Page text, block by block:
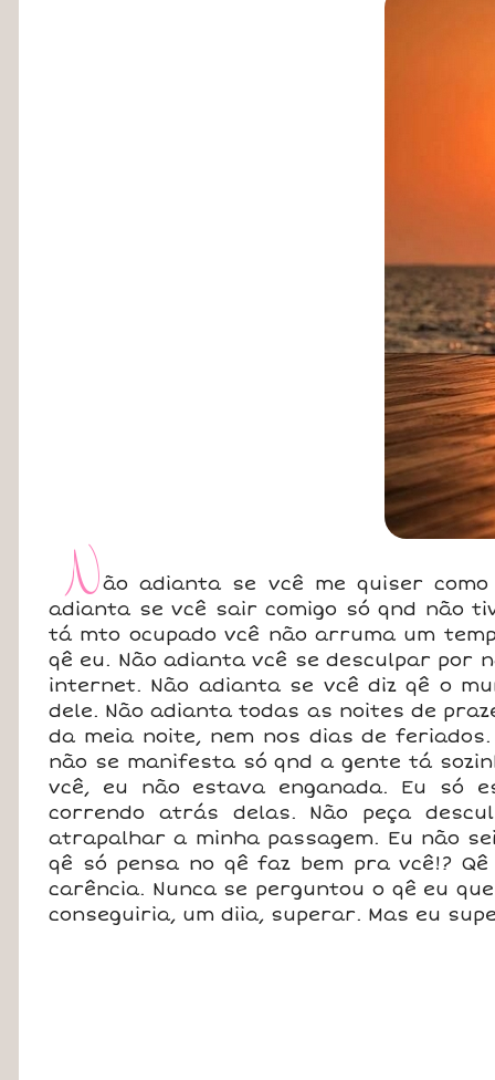
Não adianta se vcê me quiser
adianta se vcê sair comigo só qnd não
tá mto ocupado vcê não arruma um
qê eu. Não adianta vcê se desculpar por
internet. Não adianta se vcê diz qê o
dele. Não adianta todas as noites de
da meia noite, nem nos dias de
não se manifesta só qnd a gente tá
vcê, eu não estava enganada. Eu só
correndo atrás delas. Não peça
atrapalhar a minha passagem. Eu não
qê só pensa no qê faz bem pra vcê!?
carência. Nunca se perguntou o qê eu
conseguiria, um diia, superar. Mas eu